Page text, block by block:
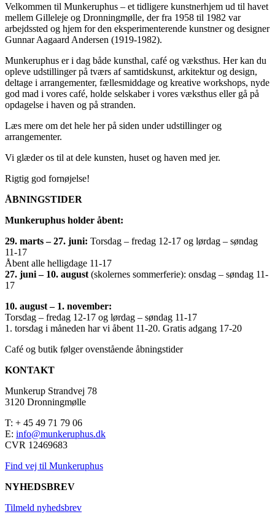
Velkommen til Munkeruphus – et tidligere kunstnerhjem ud til havet
mellem Gilleleje og Dronningmølle, der fra 1958 til 1982 var
arbejdssted og hjem for den eksperimenterende kunstner og designer
Gunnar Aagaard Andersen (1919-1982).
Munkeruphus er i dag både kunsthal, café og væksthus. Her kan du
opleve udstillinger på tværs af samtidskunst, arkitektur og design,
deltage i arrangementer, fællesmiddage og kreative workshops, nyde
god mad i vores café, holde selskaber i vores væksthus eller gå på
opdagelse i haven og på stranden.
Læs mere om det hele her på siden under udstillinger og
arrangementer.
Vi glæder os til at dele kunsten, huset og haven med jer.
Rigtig god fornøjelse!
ÅBNINGSTIDER
Munkeruphus holder åbent:
29. marts – 27. juni: Torsdag – fredag 12-17 og lørdag – søndag
11-17
Åbent alle helligdage 11-17
27. juni – 10. august (skolernes sommerferie): onsdag – søndag 11-
17
10. august – 1. november:
Torsdag – fredag 12-17 og lørdag – søndag 11-17
1. torsdag i måneden har vi åbent 11-20. Gratis adgang 17-20
Café og butik følger ovenstående åbningstider
KONTAKT
Munkerup Strandvej 78
3120 Dronningmølle
T: + 45 49 71 79 06
E: info@munkeruphus.dk
CVR 12469683
Find vej til Munkeruphus
NYHEDSBREV
Tilmeld nyhedsbrev